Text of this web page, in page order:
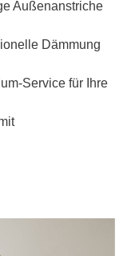
Außenanstriche
Dämmung
Service für Ihre